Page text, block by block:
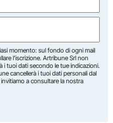
momento: sul fondo di ogni mail
l’iscrizione. Artribune Srl non
i tuoi dati secondo le tue indicazioni.
cancellerà i tuoi dati personali dal
a consultare la nostra